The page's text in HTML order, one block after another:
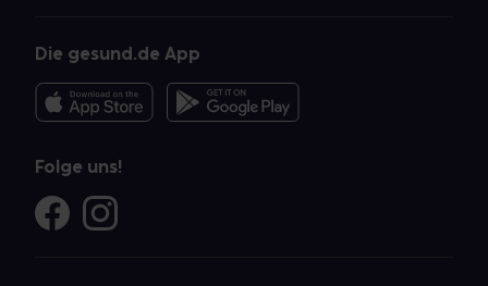
Die gesund.de App
Folge uns!